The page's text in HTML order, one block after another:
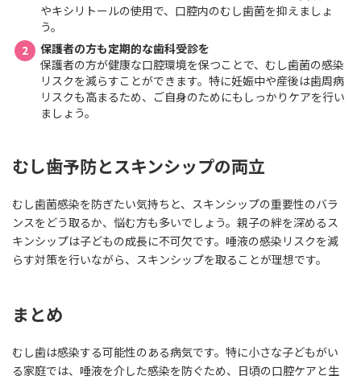
やキシリトールの使用で、口腔内のむし歯菌を抑えましょ
う。
保護者の方も定期的な歯科受診を
保護者の方が健康な口腔環境を保つことで、むし歯菌の感染
リスクを減らすことができます。特に妊娠中や産後は歯周病
リスクも高まるため、ご自身のためにもしっかりケアを行い
ましょう。
むし歯予防とスキンシップの両立
むし歯菌感染を防ぎたい気持ちと、スキンシップの重要性のバラ
ンスをどう取るか、悩む方も多いでしょう。親子の絆を深めるス
キンシップは子どもの成長に不可欠です。唾液の感染リスクを減
らす対策を行いながら、スキンシップを取ることが理想です。
まとめ
むし歯は感染する可能性のある病気です。特に小さな子どもがい
る家庭では、唾液を介した感染を防ぐため、日頃の口腔ケアと生